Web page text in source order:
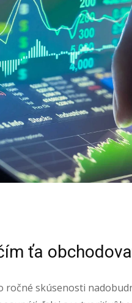
ťa
ročné skúsenosti